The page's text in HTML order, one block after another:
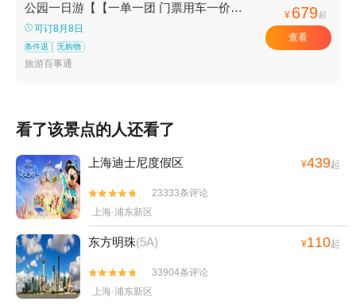
公园一日游【【一单一团 门票用车一价全
含 专属司机轻松省心】】
可订8月8日
条件退 无购物
旅游百事通
¥ 679起
查看
看了该景点的人还看了
上海迪士尼度假区 ¥439起


23333条评论
上海·浦东新区
东方明珠(5A) ¥110起


33904条评论
上海·浦东新区